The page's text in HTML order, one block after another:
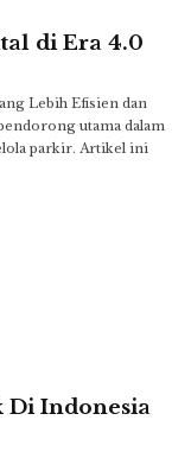
di Era 4.0
Lebih Efisien dan
utama dalam
parkir. Artikel ini
Di Indonesia